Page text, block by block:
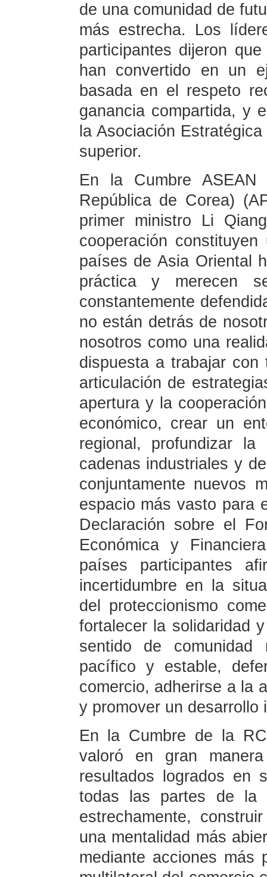
de una comunidad de
más estrecha. Los
participantes dijeron
han convertido en un
basada en el respeto
ganancia compartida, y
la Asociación
superior.
En la Cumbre
República de Corea)
primer ministro Li
cooperación
países de Asia Oriental
práctica y merecen
constantemente
no están detrás de
nosotros como una
dispuesta a trabajar
articulación de
apertura y la
económico, crear un
regional, profundizar
cadenas industriales y
conjuntamente nuevos
espacio más vasto para
Declaración sobre el
Económica y
países participantes
incertidumbre en la
del proteccionismo
fortalecer la solidaridad
sentido de comunidad
pacífico y estable,
comercio, adherirse a la
y promover un desarrollo
En la Cumbre de la
valoró en gran
resultados logrados en
todas las partes de la
estrechamente,
una mentalidad más
mediante acciones más